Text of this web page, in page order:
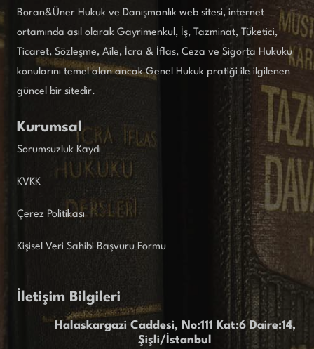
Boran&Üner Hukuk ve Danışmanlık web sitesi, internet
ortamında asıl olarak Gayrimenkul, İş, Tazminat, Tüketici,
Ticaret, Sözleşme, Aile, İcra & İflas, Ceza ve Sigorta Hukuku
konularını temel alan ancak Genel Hukuk pratiği ile ilgilenen
güncel bir sitedir.
Kurumsal
Sorumsuzluk Kaydı
KVKK
Çerez Politikası
Kişisel Veri Sahibi Başvuru Formu
İletişim Bilgileri
Halaskargazi Caddesi, No:111 Kat:6 Daire:14,
Şişli/İstanbul